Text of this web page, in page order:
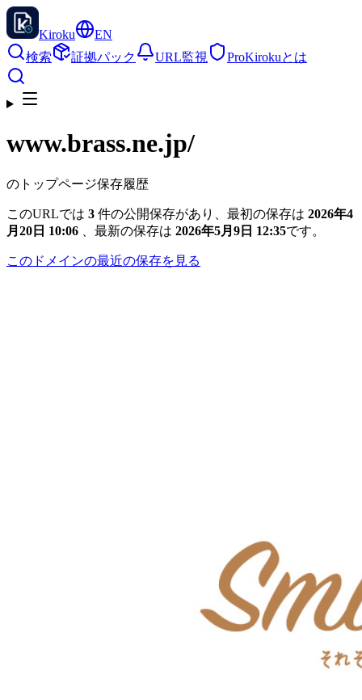
Kiroku
EN
検索
証拠パック URL監視 ProKirokuとは
www.brass.ne.jp/
のトップページ保存履歴
このURLでは 3 件の公開保存があり、最初の保存は 2026年4
月20日 10:06
、最新の保存は 2026年5月9日 12:35です。
このドメインの最近の保存を見る